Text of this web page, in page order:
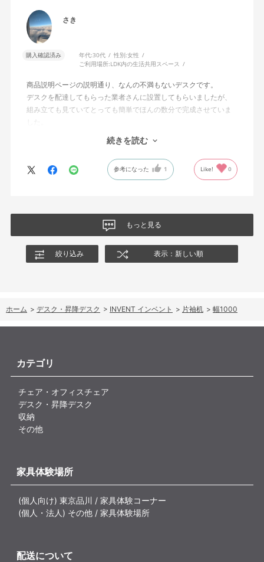
さき
購入確認済み 年代:30代 性別:女性
ご利用場所:LDK内の生活共用スペース
商品説明ページの説明通り、なんの不満もないデスクです。
デスクを配達してもらった業者さんに設置してもらいましたが、
組み立ても見ていてとっても簡単でほんの数分で完成させていま
組み立ては簡単なのにデスクがぐらつくなどは一切なく、とても
しっかりとした作りです。引き出しの動きもとても滑らかです。
商品説明ページの内容通りなので、ネットショッピングでたまに
ある、「届いた商品が思っていたのと全然違った」ということが
続きを読む
参考になった 1 Like! 0
もっと見る
絞り込み 表示：新しい順
ホーム > デスク・昇降デスク > INVENT インベント > 片袖机 > 幅1000
カテゴリ
チェア・オフィスチェア
デスク・昇降デスク
収納
その他
家具体験場所
(個人向け) 東京品川 / 家具体験コーナー
(個人・法人) その他 / 家具体験場所
配送について